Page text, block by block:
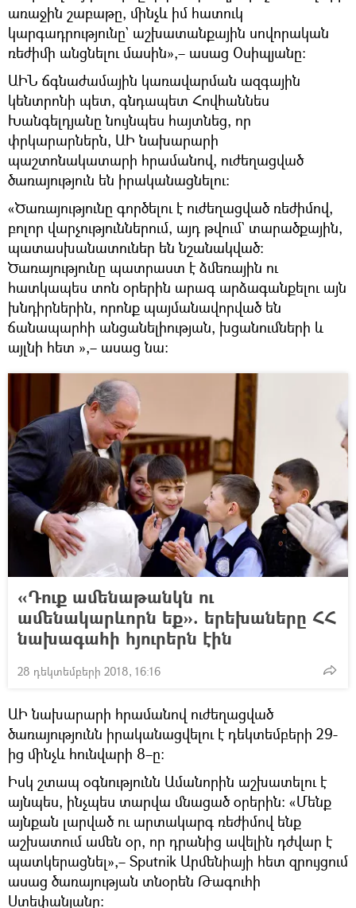
առաջին շաբաթը, մինչև իմ հատուկ
կարգադրությունը` աշխատանքային սովորական
ռեժիմի անցնելու մասին»,– ասաց Օսիպյանը։
ԱԻՆ ճգնաժամային կառավարման ազգային
կենտրոնի պետ, գնդապետ Հովհաննես
Խանգելդյանը նույնպես հայտնեց, որ
փրկարարներն, ԱԻ նախարարի
պաշտոնակատարի հրամանով, ուժեղացված
ծառայություն են իրականացնելու։
«Ծառայությունը գործելու է ուժեղացված ռեժիմով,
բոլոր վարչություններում, այդ թվում` տարածքային,
պատասխանատուներ են նշանակված։
Ծառայությունը պատրաստ է ձմեռային ու
հատկապես տոն օրերին արագ արձագանքելու այն
խնդիրներին, որոնք պայմանավորված են
ճանապարհի անցանելիության, խցանումների և
այլնի հետ »,– ասաց նա։
«Դուք ամենաթանկն ու
ամենակարևորն եք». երեխաները ՀՀ
նախագահի հյուրերն էին
28 դեկտեմբերի 2018, 16:16
ԱԻ նախարարի հրամանով ուժեղացված
ծառայությունն իրականացվելու է դեկտեմբերի 29-
ից մինչև հունվարի 8–ը։
Իսկ շտապ օգնությունն Ամանորին աշխատելու է
այնպես, ինչպես տարվա մնացած օրերին։ «Մենք
այնքան լարված ու արտակարգ ռեժիմով ենք
աշխատում ամեն օր, որ դրանից ավելին դժվար է
պատկերացնել»,– Sputnik Արմենիայի հետ զրույցում
ասաց ծառայության տնօրեն Թագուհի
Ստեփանյանը։